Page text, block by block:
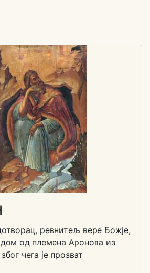
ревнитељ вере Божје,
од племена Аронова из
чега је прозват